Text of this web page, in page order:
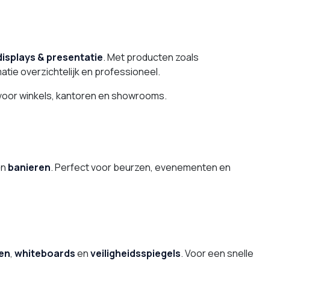
& presentatie. Met producten zoals
overzichtelijk en professioneel.
winkels, kantoren en showrooms.
banieren. Perfect voor beurzen, evenementen en
, whiteboardsenveiligheidsspiegels. Voor een snelle